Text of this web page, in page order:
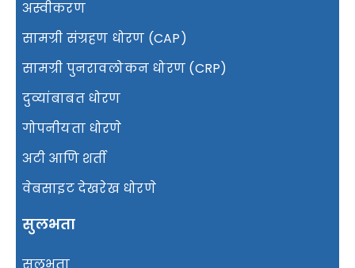
अस्वीकरण
सामग्री संग्रहण धोरण (CAP)
सामग्री पुनरावलोकन धोरण (CRP)
दुव्यांबाबत धोरण
गोपनीयता धोरणे
अटी आणि शर्ती
वेबसाइट देखरेख धोरणे
सुलभता